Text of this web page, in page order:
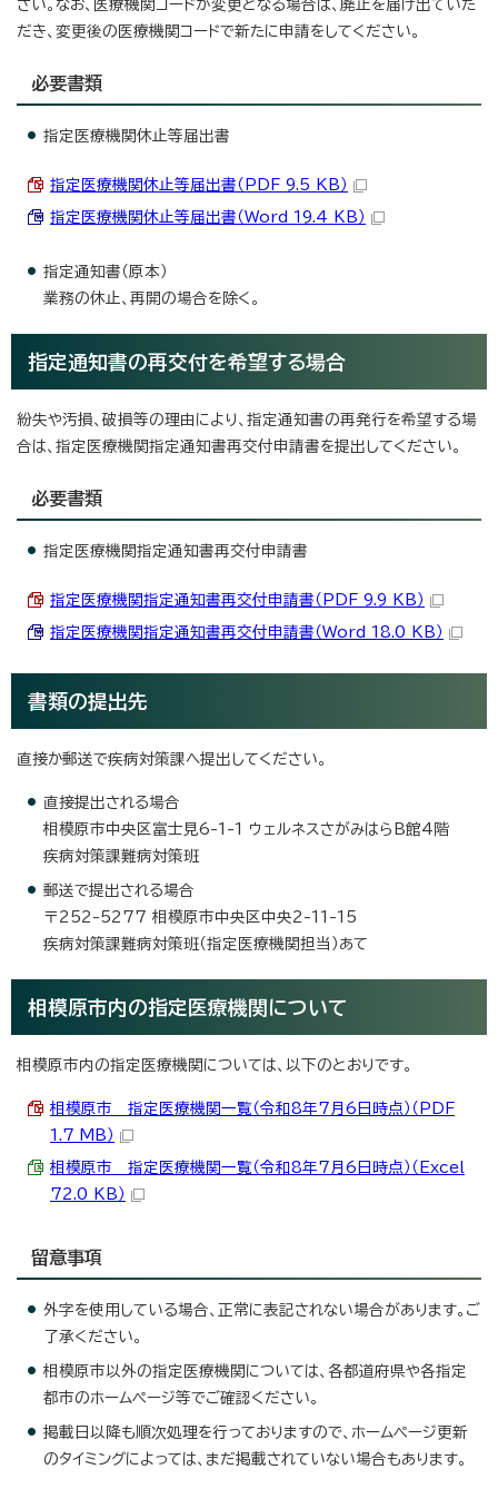
さい。なお、医療機関コードが変更となる場合は、廃止を届け出ていた
だき、変更後の医療機関コードで新たに申請をしてください。
必要書類
指定医療機関休止等届出書
指定医療機関休止等届出書（PDF 9.5 KB）
指定医療機関休止等届出書（Word 19.4 KB）
指定通知書（原本）
業務の休止、再開の場合を除く。
指定通知書の再交付を希望する場合
紛失や汚損、破損等の理由により、指定通知書の再発行を希望する場
合は、指定医療機関指定通知書再交付申請書を提出してください。
必要書類
指定医療機関指定通知書再交付申請書
指定医療機関指定通知書再交付申請書（PDF 9.9 KB）
指定医療機関指定通知書再交付申請書（Word 18.0 KB）
書類の提出先
直接か郵送で疾病対策課へ提出してください。
直接提出される場合
相模原市中央区富士見6-1-1 ウェルネスさがみはらB館4階
疾病対策課難病対策班
郵送で提出される場合
〒252-5277 相模原市中央区中央2-11-15
疾病対策課難病対策班（指定医療機関担当）あて
相模原市内の指定医療機関について
相模原市内の指定医療機関については、以下のとおりです。
相模原市 指定医療機関一覧（令和8年7月6日時点）（PDF
1.7 MB）
相模原市 指定医療機関一覧（令和8年7月6日時点）（Excel
72.0 KB）
留意事項
外字を使用している場合、正常に表記されない場合があります。ご
了承ください。
相模原市以外の指定医療機関については、各都道府県や各指定
都市のホームページ等でご確認ください。
掲載日以降も順次処理を行っておりますので、ホームページ更新
のタイミングによっては、まだ掲載されていない場合もあります。